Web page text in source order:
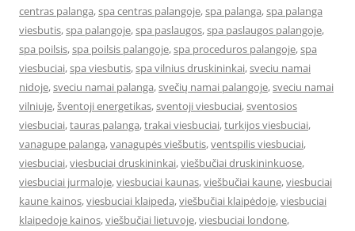
centras palanga,spa centras palangoje,spa palanga,spa palanga
viesbutis,spa palangoje,spa paslaugos,spa paslaugos palangoje,
spa poilsis,spa poilsis palangoje,spa proceduros palangoje,spa
viesbuciai,spa viesbutis,spa vilnius druskininkai,sveciu namai
nidoje,sveciu namai palanga,svečių namai palangoje,sveciu namai
vilniuje,šventoji energetikas,sventoji viesbuciai,sventosios
viesbuciai,tauras palanga,trakai viesbuciai,turkijos viesbuciai,
vanagupe palanga,vanagupės viešbutis,ventspilis viesbuciai,
viesbuciai,viesbuciai druskininkai,viešbučiai druskininkuose,
viesbuciai jurmaloje,viesbuciai kaunas,viešbučiai kaune,viesbuciai
kaune kainos,viesbuciai klaipeda,viešbučiai klaipėdoje,viesbuciai
klaipedoje kainos,viešbučiai lietuvoje,viesbuciai londone,